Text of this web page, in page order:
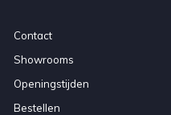
Contact
Showrooms
Openingstijden
Bestellen